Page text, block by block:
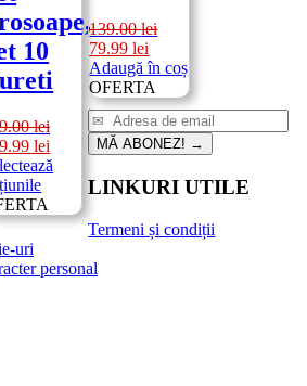
10
lei
lei.
lei
curent
179.99 lei.
Acest
produs
are
multe
variații.
139.00lei
Prețul
inițial
a
fost:
139.00 lei.
79.99lei
curent
este:
79.99 lei.
Adaugă în coș
OFERTA
MĂ ABONEZ! →
LINKURI UTILE
Termeni și condiții
uri
personal